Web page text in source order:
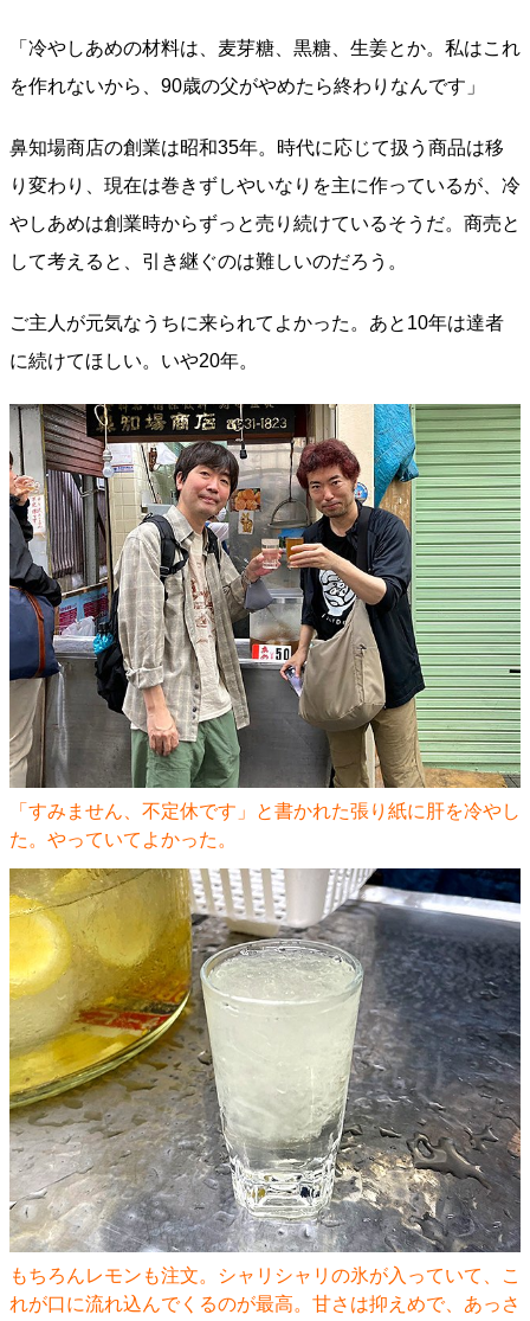
「冷やしあめの材料は、麦芽糖、黒糖、生姜とか。私はこれ
を作れないから、90歳の父がやめたら終わりなんです」
鼻知場商店の創業は昭和35年。時代に応じて扱う商品は移
り変わり、現在は巻きずしやいなりを主に作っているが、冷
やしあめは創業時からずっと売り続けているそうだ。商売と
して考えると、引き継ぐのは難しいのだろう。
ご主人が元気なうちに来られてよかった。あと10年は達者
に続けてほしい。いや20年。
「すみません、不定休です」と書かれた張り紙に肝を冷やし
た。やっていてよかった。
もちろんレモンも注文。シャリシャリの氷が入っていて、こ
れが口に流れ込んでくるのが最高。甘さは抑えめで、あっさ